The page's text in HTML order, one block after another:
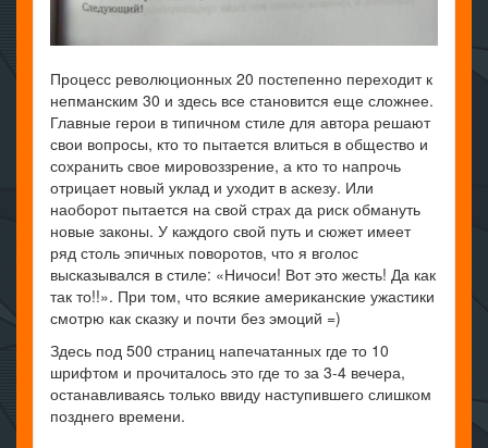
Процесс революционных 20 постепенно переходит к
непманским 30 и здесь все становится еще сложнее.
Главные герои в типичном стиле для автора решают
свои вопросы, кто то пытается влиться в общество и
сохранить свое мировоззрение, а кто то напрочь
отрицает новый уклад и уходит в аскезу. Или
наоборот пытается на свой страх да риск обмануть
новые законы. У каждого свой путь и сюжет имеет
ряд столь эпичных поворотов, что я вголос
высказывался в стиле: «Ничоси! Вот это жесть! Да как
так то!!». При том, что всякие американские ужастики
смотрю как сказку и почти без эмоций =)
Здесь под 500 страниц напечатанных где то 10
шрифтом и прочиталось это где то за 3-4 вечера,
останавливаясь только ввиду наступившего слишком
позднего времени.